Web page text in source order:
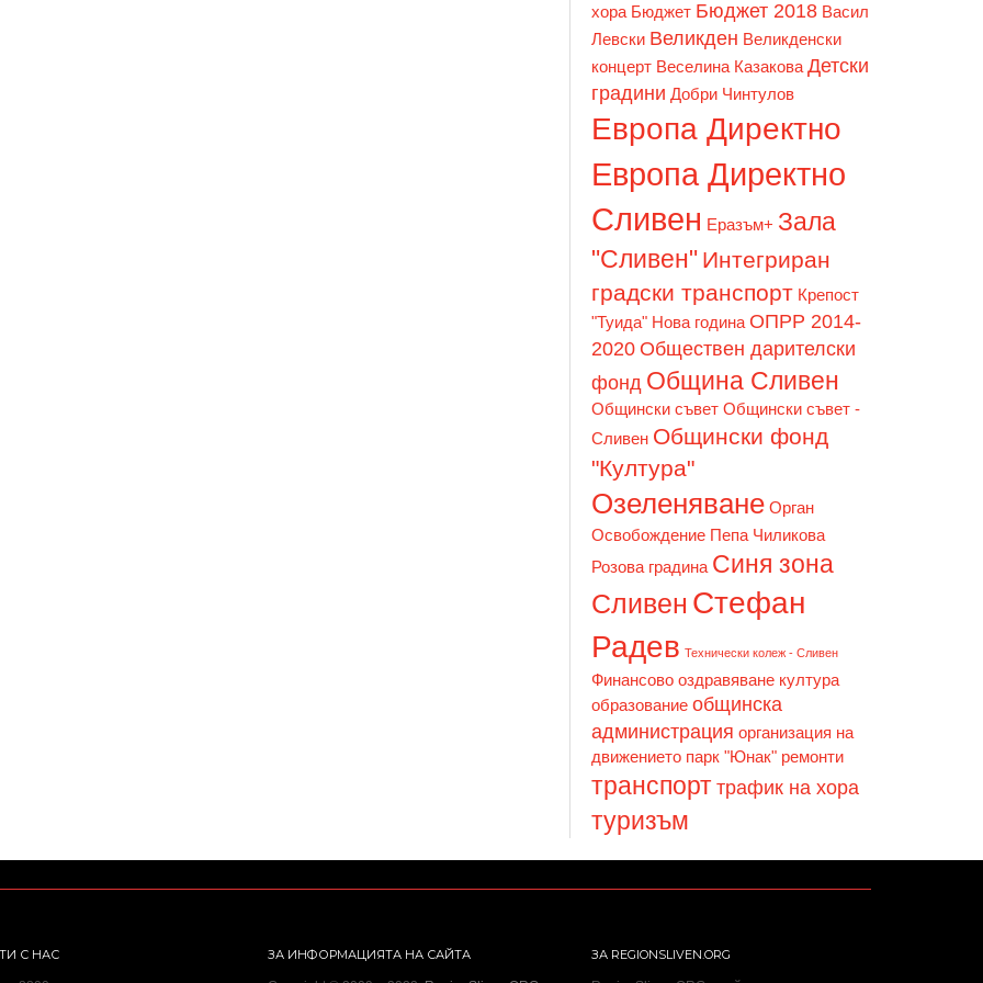
хора Бюджет Бюджет 2018 Васил
Левски Великден Великденски
концерт Веселина Казакова Детски
градини Добри Чинтулов
Европа Директно
Европа Директно
Сливен Еразъм+ Зала
"Сливен" Интегриран
градски транспорт Крепост
"Туида" Нова година ОПРР 2014-
2020 Обществен дарителски
фонд Община Сливен
Общински съвет Общински съвет -
Сливен Общински фонд
"Култура"
Озеленяване Орган
Освобождение Пепа Чиликова
Розова градина Синя зона
Сливен Стефан
Радев Технически колеж - Сливен
Финансово оздравяване култура
образование общинска
администрация организация на
движението парк "Юнак" ремонти
транспорт трафик на хора
туризъм
С НАС ЗА ИНФОРМАЦИЯТА НА САЙТА ЗА REGIONSLIVEN.ORG